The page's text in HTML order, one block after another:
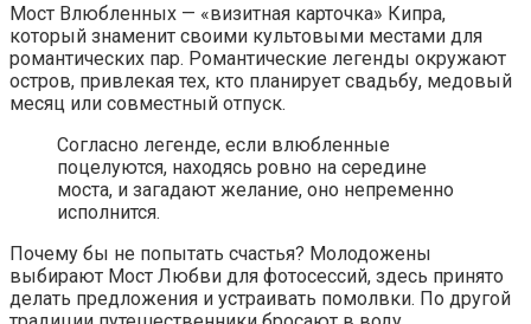
Мост Влюбленных — «визитная карточка» Кипра,
который знаменит своими культовыми местами для
романтических пар. Романтические легенды окружают
остров, привлекая тех, кто планирует свадьбу, медовый
месяц или совместный отпуск.
Согласно легенде, если влюбленные
поцелуются, находясь ровно на середине
моста, и загадают желание, оно непременно
исполнится.
Почему бы не попытать счастья? Молодожены
выбирают Мост Любви для фотосессий, здесь принято
делать предложения и устраивать помолвки. По другой